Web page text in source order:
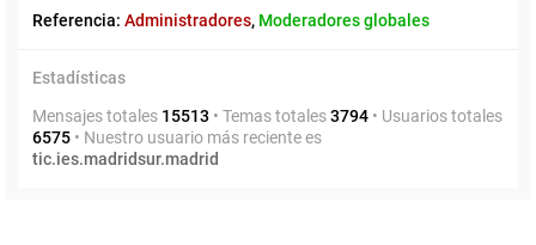
Referencia: Administradores, Moderadores globales
Estadísticas
Mensajes totales 15513 • Temas totales3794 • Usuarios totales
6575 • Nuestro usuario más reciente es
tic.ies.madridsur.madrid